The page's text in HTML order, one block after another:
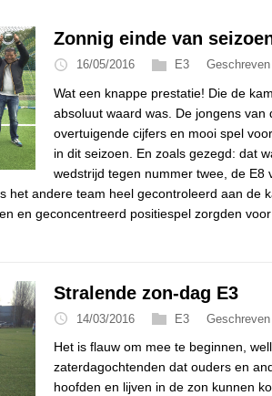
Zonnig einde van
16/05/2016 E3
Wat een knappe prestatie! Die de
absoluut waard was. De jongens
overtuigende cijfers en mooi spel
in dit seizoen. En zoals gezegd: dat
wedstrijd tegen nummer twee, de E8
het andere team heel gecontroleerd aan de
en geconcentreerd positiespel zorgden
Stralende zon-dag E3
14/03/2016 E3
Het is flauw om mee te beginnen,
zaterdagochtenden dat ouders en
hoofden en lijven in de zon kunnen